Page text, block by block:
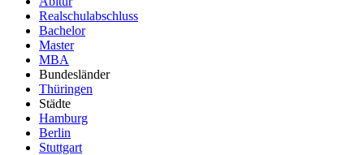
Realschulabschluss
Bachelor
Master
MBA
Bundesländer
Thüringen
Städte
Hamburg
Berlin
Stuttgart